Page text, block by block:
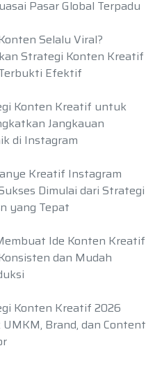
Pasar Global Terpadu
Selalu Viral?
Strategi Konten Kreatif
Efektif
Konten Kreatif untuk
Jangkauan
di Instagram
Kreatif Instagram
Dimulai dari Strategi
yang Tepat
Ide Konten Kreatif
dan Mudah
Konten Kreatif 2026
Brand, dan Content